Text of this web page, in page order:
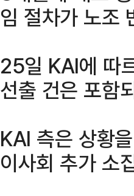
임 절차가 노조
25일 KAI에 따
선출 건은 포함
KAI 측은 상황
이사회 추가 소